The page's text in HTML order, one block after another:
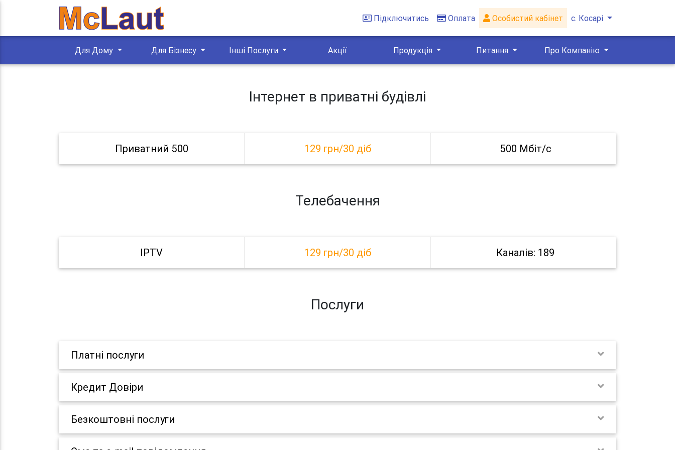
Підключитись Оплата Особистий кабінет с. Косарі
Для Дому Для Бізнесу Інші Послуги Акції Продукція Питання Про Компанію
Інтернет в приватні будівлі
Приватний 500 129 грн/30 діб 500 Мбіт/с
Телебачення
IPTV 129 грн/30 діб Каналів: 189
Послуги
Платні послуги
Кредит Довіри
Безкоштовні послуги